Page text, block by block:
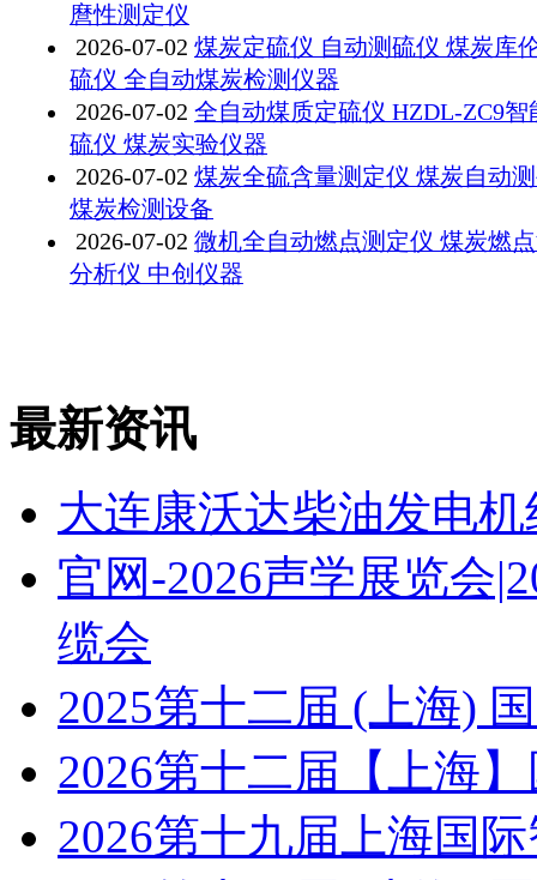
麿性测定仪
2026-07-02 煤炭定硫仪 自动测硫仪 煤炭库
硫仪 全自动煤炭检测仪器
2026-07-02 全自动煤质定硫仪 HZDL-ZC9智
硫仪 煤炭实验仪器
2026-07-02 煤炭全硫含量测定仪 煤炭自动
煤炭检测设备
2026-07-02 微机全自动燃点测定仪 煤炭燃
分析仪 中创仪器
最新资讯
大连康沃达柴油发电机
官网-2026声学展览会
缆会
2025第十二届 (上海)
2026第十二届【上海
2026第十九届上海国